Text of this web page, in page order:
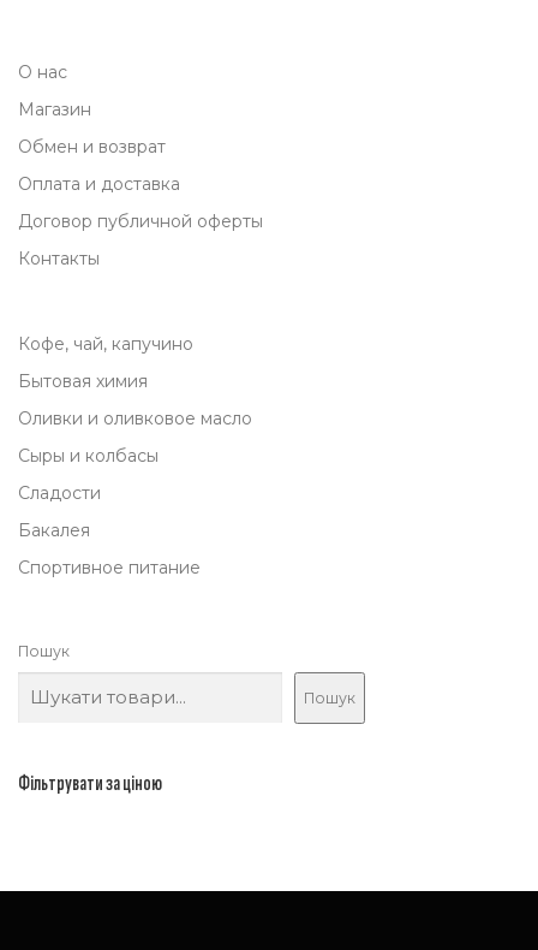
О нас
Магазин
Обмен и возврат
Оплата и доставка
Договор публичной оферты
Контакты
Кофе, чай, капучино
Бытовая химия
Оливки и оливковое масло
Сыры и колбасы
Сладости
Бакалея
Спортивное питание
Пошук
Пошук
Фільтрувати за ціною